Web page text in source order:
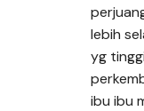
lebih
yg
ibu ibu